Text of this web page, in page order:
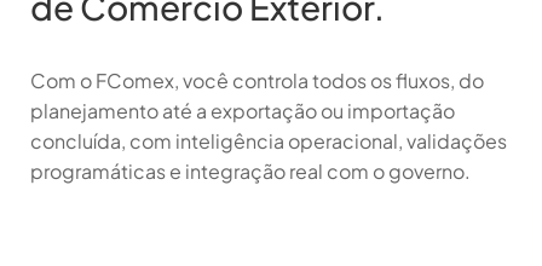
Com o FComex, você controla todos os fluxos, do
planejamento até a exportação ou importação
concluída, com inteligência operacional, validações
programáticas e integração real com o governo.